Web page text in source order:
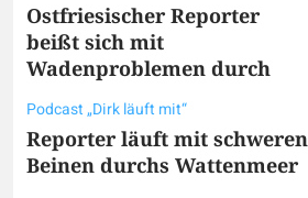
Ostfriesischer Reporter
beißt sich mit
Wadenproblemen durch
Podcast „Dirk läuft mit“
Reporter läuft mit schweren
Beinen durchs Wattenmeer